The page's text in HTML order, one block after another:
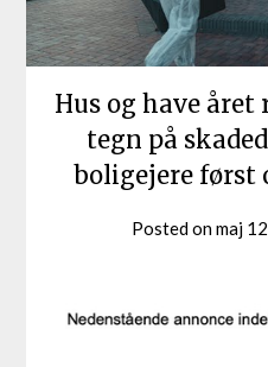
Hus og have året
tegn på
boligejere først
Posted onmaj